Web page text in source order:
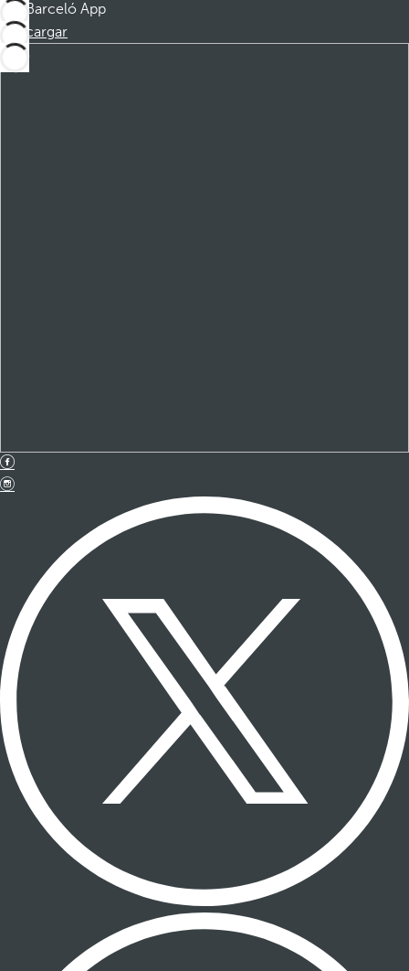
Barceló App
Descargar